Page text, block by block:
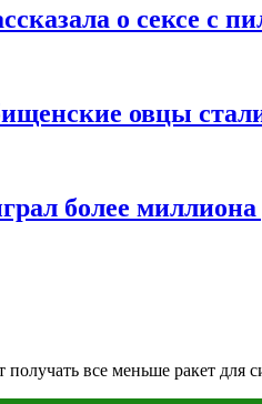
о сексе с
овцы
более
получать все меньше ракет для